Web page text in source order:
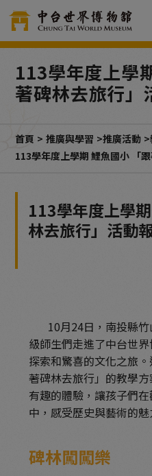
113學年度上學
著碑林去旅行」
首頁 推廣與學習 推廣活動
113學年度上學期 鯉魚國小 「
113學年度上學
林去旅行」活動
10月24日，南投縣竹
級師生們走進了中台世
探索和驚喜的文化之旅
著碑林去旅行」的教學
有趣的體驗，讓孩子們
中，感受歷史與藝術的魅
碑林闖闖樂
Cookie管理面板